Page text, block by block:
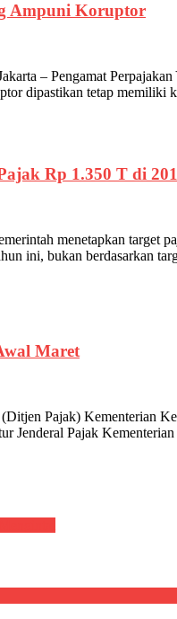
Ampuni Koruptor
– Pengamat
dipastikan tetap memiliki
Rp 1.350 T di
menetapkan target
ini, bukan
Maret
Pajak) Kementerian
Pajak